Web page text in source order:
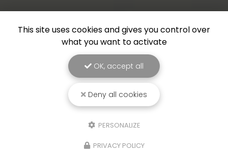
This site uses cookies and gives you control over
what you want to activate
OK, accept all
Deny all cookies
PERSONALIZE
PRIVACY POLICY